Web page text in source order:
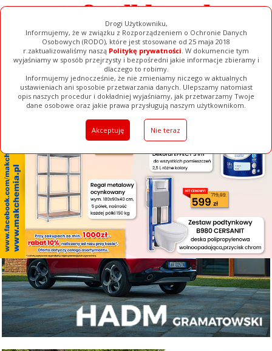
Drogi Użytkowniku,
Informujemy, że w związku z Rozporządzeniem o Ochronie Danych
Osobowych (RODO), które jest stosowane od 25 maja 2018
r.zaktualizowaliśmy naszą Politykę prywatności. W dokumencie tym
wyjaśniamy w sposób przejrzysty i bezpośredni jakie informacje zbieramy i
dlaczego to robimy.
Informujemy jednocześnie, że nie zmieniamy niczego w aktualnych
ustawieniach ani sposobie przetwarzania danych. Ulepszamy natomiast
opis naszych procedur i dokładniej wyjaśniamy, jak przetwarzamy Twoje
dane osobowe oraz jakie prawa przysługują naszym użytkownikom.
Akceptuję Nie teraz
[ ZAMKNIJ ]
Ogłoszenia Filmy Galerie Baza Firm Pełna Wersja